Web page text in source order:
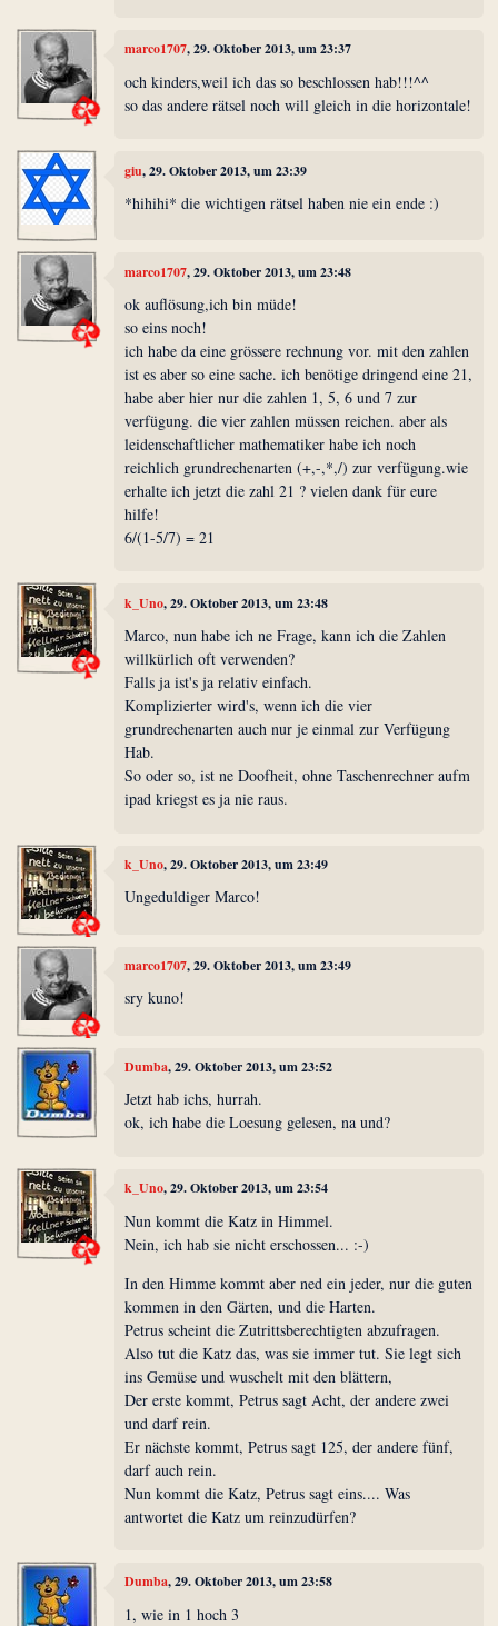
marco1707, 29. Oktober 2013, um 23:37
och kinders,weil ich das so beschlossen hab!!!^^
so das andere rätsel noch will gleich in die horizontale!
giu, 29. Oktober 2013, um 23:39
*hihihi* die wichtigen rätsel haben nie ein ende :)
marco1707, 29. Oktober 2013, um 23:48
ok auflösung,ich bin müde!
so eins noch!
ich habe da eine grössere rechnung vor. mit den zahlen
ist es aber so eine sache. ich benötige dringend eine 21,
habe aber hier nur die zahlen 1, 5, 6 und 7 zur
verfügung. die vier zahlen müssen reichen. aber als
leidenschaftlicher mathematiker habe ich noch
reichlich grundrechenarten (+,-,*,/) zur verfügung.wie
erhalte ich jetzt die zahl 21 ? vielen dank für eure
hilfe!
6/(1-5/7) = 21
k_Uno, 29. Oktober 2013, um 23:48
Marco, nun habe ich ne Frage, kann ich die Zahlen
willkürlich oft verwenden?
Falls ja ist's ja relativ einfach.
Komplizierter wird's, wenn ich die vier
grundrechenarten auch nur je einmal zur Verfügung
Hab.
So oder so, ist ne Doofheit, ohne Taschenrechner aufm
ipad kriegst es ja nie raus.
k_Uno, 29. Oktober 2013, um 23:49
Ungeduldiger Marco!
marco1707, 29. Oktober 2013, um 23:49
sry kuno!
Dumba, 29. Oktober 2013, um 23:52
Jetzt hab ichs, hurrah.
ok, ich habe die Loesung gelesen, na und?
k_Uno, 29. Oktober 2013, um 23:54
Nun kommt die Katz in Himmel.
Nein, ich hab sie nicht erschossen... :-)
In den Himme kommt aber ned ein jeder, nur die guten
kommen in den Gärten, und die Harten.
Petrus scheint die Zutrittsberechtigten abzufragen.
Also tut die Katz das, was sie immer tut. Sie legt sich
ins Gemüse und wuschelt mit den blättern,
Der erste kommt, Petrus sagt Acht, der andere zwei
und darf rein.
Er nächste kommt, Petrus sagt 125, der andere fünf,
darf auch rein.
Nun kommt die Katz, Petrus sagt eins.... Was
antwortet die Katz um reinzudürfen?
Dumba, 29. Oktober 2013, um 23:58
1, wie in 1 hoch 3